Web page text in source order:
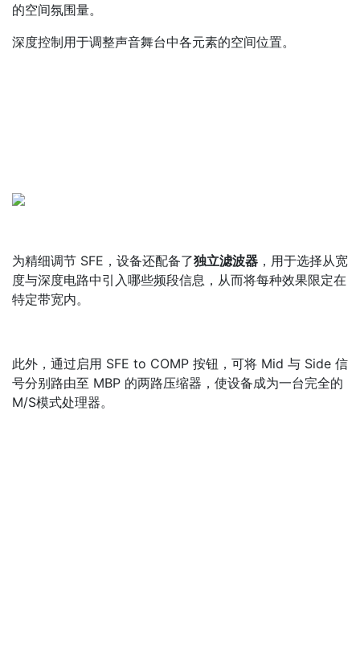
的空间氛围量。
深度控制用于调整声音舞台中各元素的空间位置。
为精细调节 SFE，设备还配备了独立滤波器 ，用于选择从宽
度与深度电路中引入哪些频段信息，从而将每种效果限定在
特定带宽内。
此外，通过启用 SFE to COMP 按钮，可将 Mid 与 Side 信
号分别路由至 MBP 的两路压缩器，使设备成为一台完全的
M/S模式处理器。